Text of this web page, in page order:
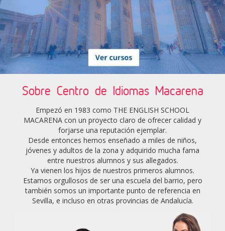
Sobre Centro de Idiomas Macarena
Empezó en 1983 como THE ENGLISH SCHOOL
MACARENA con un proyecto claro de ofrecer calidad y
forjarse una reputación ejemplar.
Desde entonces hemos enseñado a miles de niños,
jóvenes y adultos de la zona y adquirido mucha fama
entre nuestros alumnos y sus allegados.
Ya vienen los hijos de nuestros primeros alumnos.
Estamos orgullosos de ser una escuela del barrio, pero
también somos un importante punto de referencia en
Sevilla, e incluso en otras provincias de Andalucía.